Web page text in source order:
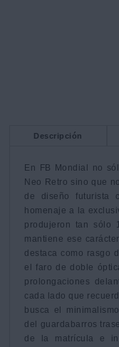
Descripción
En FB Mondial no
Neo Retro sino que
de diseño futurista
homenaje a la
produjeron tan sólo
mantiene ese
destaca como rasgo
el faro de doble
prolongaciones
cada lado que
busca el
del guardabarros
de la matrícula e